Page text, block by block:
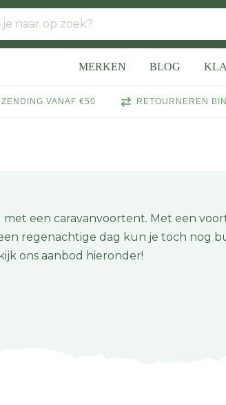
MERKEN BLOG
VANAF €50 RETOURNEREN
een caravanvoortent. Met een
regenachtige dag kun je toch nog
ons aanbod hieronder!